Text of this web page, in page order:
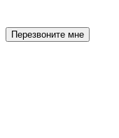
Перезвоните мне